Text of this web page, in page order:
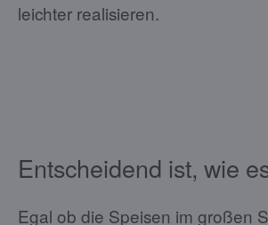
leichter realisieren.
Entscheidend ist, wie
Egal ob die Speisen im großen